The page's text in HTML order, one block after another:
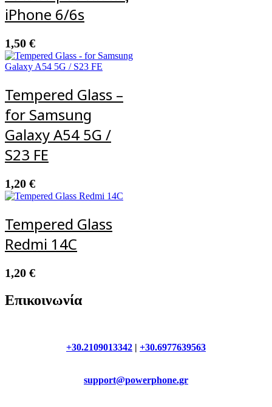
iPhone 6/6s
1,50 €
Tempered Glass –
for Samsung
Galaxy A54 5G /
S23 FE
1,20 €
Tempered Glass
Redmi 14C
1,20 €
Επικοινωνία
+30.2109013342 +30.6977639563
support@powerphone.gr